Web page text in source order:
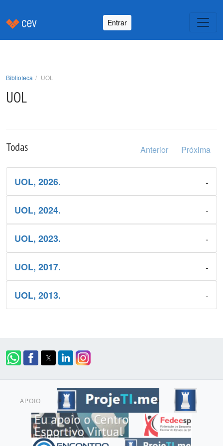
Entrar
Biblioteca UOL
UOL
Todas Anterior Próxima
UOL, 2026. -
UOL, 2024. -
UOL, 2023. -
UOL, 2017. -
UOL, 2013. -
APOIO